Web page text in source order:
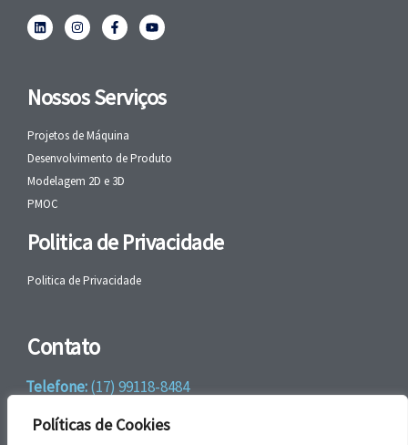
Políticas de Cookies
Nossos Serviços
Projetos de Máquina
Desenvolvimento de Produto
Modelagem 2D e 3D
PMOC
Politica de Privacidade
Politica de Privacidade
Contato
Telefone:(17) 99118-8484
WhatsApp:+55 (17) 99118-8484